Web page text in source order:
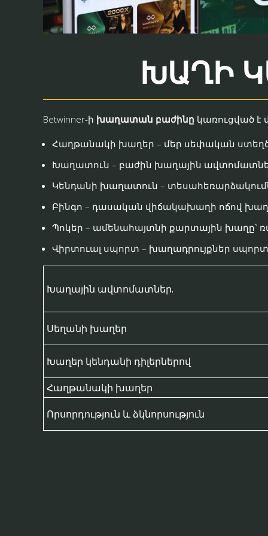
ԽԱՂԻ
Betwinner-ի խաղատան բաժինը կառուցված է
Հաղթանակի խաղեր – մեր սեփական
Խաղատուն – բաժին խաղային
Կենդանի խաղատուն –
Բինգո – դասական վիճակախաղի ոճով
Պոկեր – ամենահայտնի քարտային խաղը՝
Վիրտուալ սպորտ – խաղադրույքներ
Խաղային ավտոմատներ.
Սեղանի խաղեր
Խաղեր կենդանի դիլերներով
Հաղթանակի խաղեր
Որսորդություն և ձկնորսություն